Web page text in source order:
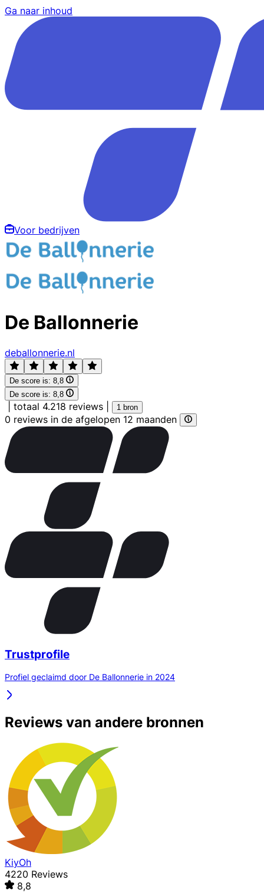
Ga naar inhoud
Voor bedrijven
De Ballonnerie
deballonnerie.nl
De score is: 8,8
De score is: 8,8
totaal 4.218 reviews 1 bron
0 reviews in de afgelopen 12 maanden
Trustprofile
Profiel geclaimd door De Ballonnerie in 2024
Reviews van andere bronnen
KiyOh
4220 Reviews
8,8